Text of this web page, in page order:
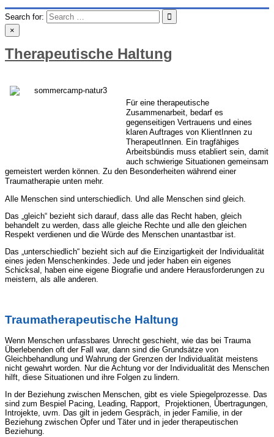
Search for:
×
Therapeutische Haltung
Für eine therapeutische
Zusammenarbeit, bedarf es
gegenseitigen Vertrauens und eines
klaren Auftrages von KlientInnen zu
TherapeutInnen. Ein tragfähiges
Arbeitsbündis muss etabliert sein, damit
auch schwierige Situationen gemeinsam
gemeistert werden können. Zu den Besonderheiten während einer
Traumatherapie unten mehr.
Alle Menschen sind unterschiedlich. Und alle Menschen sind gleich.
Das „gleich“ bezieht sich darauf, dass alle das Recht haben, gleich
behandelt zu werden, dass alle gleiche Rechte und alle den gleichen
Respekt verdienen und die Würde des Menschen unantastbar ist.
Das „unterschiedlich“ bezieht sich auf die Einzigartigkeit der Individualität
eines jeden Menschenkindes. Jede und jeder haben ein eigenes
Schicksal, haben eine eigene Biografie und andere Herausforderungen zu
meistern, als alle anderen.
Traumatherapeutische Haltung
Wenn Menschen unfassbares Unrecht geschieht, wie das bei Trauma
Überlebenden oft der Fall war, dann sind die Grundsätze von
Gleichbehandlung und Wahrung der Grenzen der Individualität meistens
nicht gewahrt worden. Nur die Achtung vor der Individualität des Menschen
hilft, diese Situationen und ihre Folgen zu lindern.
In der Beziehung zwischen Menschen, gibt es viele Spiegelprozesse. Das
sind zum Bespiel Pacing, Leading, Rapport, Projektionen, Übertragungen,
Introjekte, uvm. Das gilt in jedem Gespräch, in jeder Familie, in der
Beziehung zwischen Opfer und Täter und in jeder therapeutischen
Beziehung.